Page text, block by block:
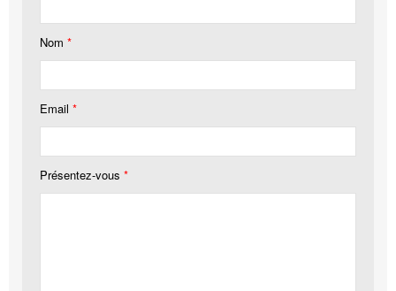
Nom *
Email *
Présentez-vous *